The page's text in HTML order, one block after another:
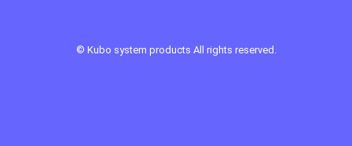
© Kubo system products All rights reserved.